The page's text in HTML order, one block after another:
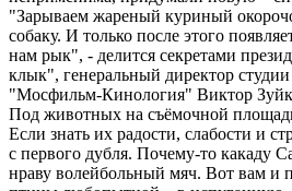
"Зарываем жареный куриный
собаку. И только после этого
нам рык", - делится секретами
клык", генеральный директор
"Мосфильм-Кинология" Виктор
Под животных на съёмочной
Если знать их радости, слабости и
с первого дубля. Почему-то какаду
нраву волейбольный мяч. Вот вам и